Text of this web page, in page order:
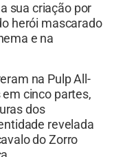
sua criação por
herói mascarado
e na
na Pulp All-
cinco partes,
dos
revelada
do Zorro